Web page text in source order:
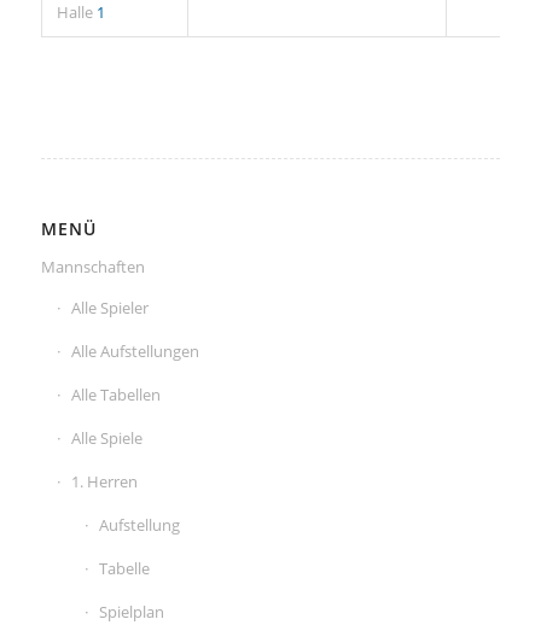
Halle 1
MENÜ
Mannschaften
Alle Spieler
Alle Aufstellungen
Alle Tabellen
Alle Spiele
1. Herren
Aufstellung
Tabelle
Spielplan